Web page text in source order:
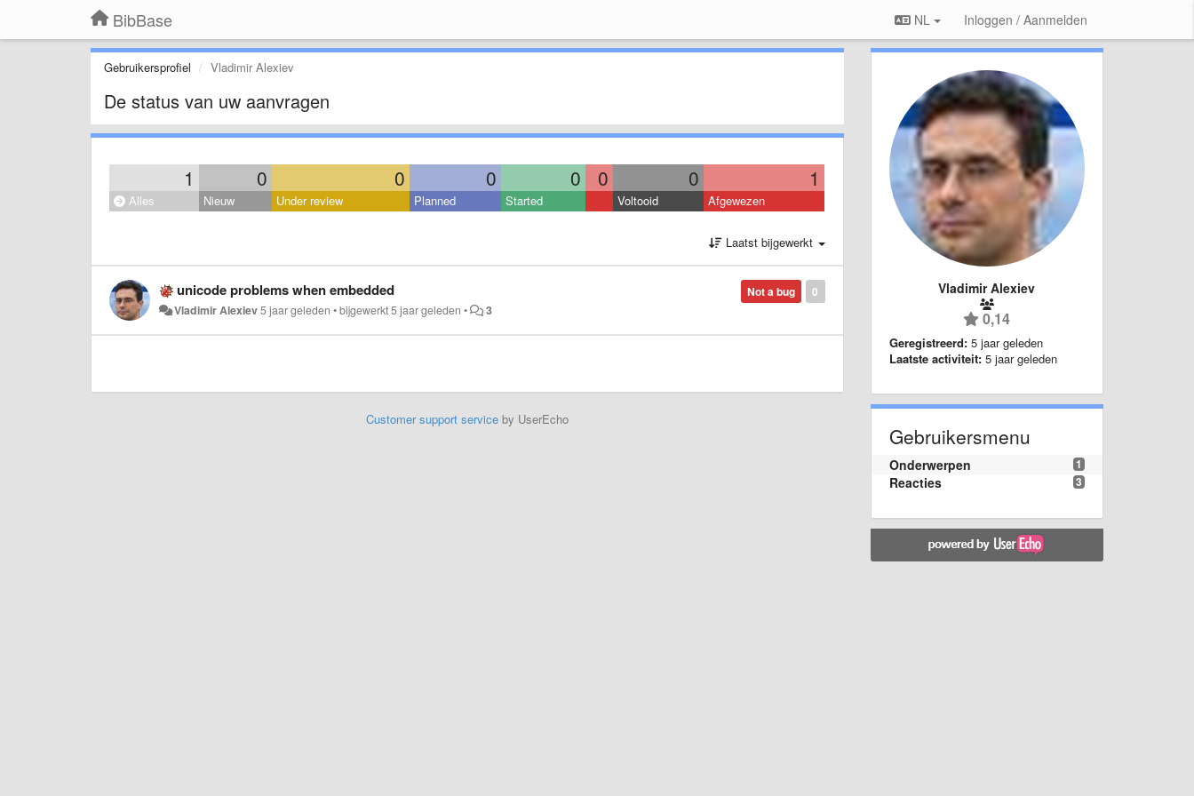
BibBase NL Inloggen / Aanmelden
Gebruikersprofiel Vladimir Alexiev
De status van uw aanvragen
1 0 0 0 0 0 0 1
Alles Nieuw Under review Planned Started Voltooid Afgewezen
Laatst bijgewerkt
0
Not a bug
unicode problems when embedded
Vladimir Alexiev5 jaar geleden •bijgewerkt5 jaar geleden • 3
Customer support serviceby UserEcho
Vladimir Alexiev
0,14
Geregistreerd: 5 jaar geleden
Laatste activiteit: 5 jaar geleden
Gebruikersmenu
1
Onderwerpen
3
Reacties